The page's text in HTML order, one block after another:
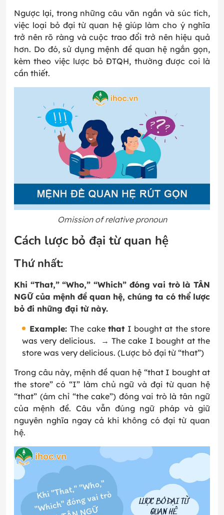
Ngược lại, trong những câu văn ngắn và súc tích,
việc loại bỏ đại từ quan hệ giúp làm cho ý nghĩa
trở nên rõ ràng và cuộc trao đổi trở nên hiệu quả
hơn. Do đó, sử dụng mệnh đề quan hệ ngắn gọn,
kèm theo việc lược bỏ ĐTQH, thường được coi là
cần thiết.
Omission of relative pronoun
Cách lược bỏ đại từ quan hệ
Thứ nhất:
Khi “That,” “Who,” “Which” đóng vai trò là TÂN
NGỮ của mệnh đề quan hệ, chúng ta có thể lược
bỏ đi những đại từ này.
Example:The cakethat I bought at the store
was very delicious. → The cake I bought at the
store was very delicious. (Lược bỏ đại từ “that”)
Trong câu này, mệnh đề quan hệ “that I bought at
the store” có “I” làm chủ ngữ và đại từ quan hệ
“that” (ám chỉ “the cake”) đóng vai trò là tân ngữ
của mệnh đề. Câu vẫn đúng ngữ pháp và giữ
nguyên nghĩa ngay cả khi không có đại từ quan
hệ.